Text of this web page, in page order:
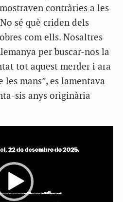
contràries a les
sé què criden dels
com ells. Nosaltres
per buscar-nos la
tot aquest merder i ara
les mans”, es lamentava
sis anys originària